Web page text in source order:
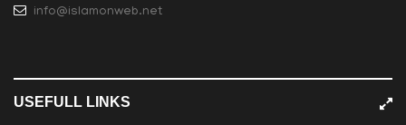
info@islamonweb.net
USEFULL LINKS